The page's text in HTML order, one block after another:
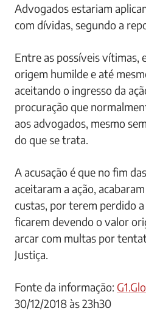
Advogados estariam
com dívidas, segundo a
Entre as possíveis vítimas,
origem humilde e até
aceitando o ingresso da
procuração que
aos advogados, mesmo
do que se trata.
A acusação é que no fim
aceitaram a ação,
custas, por terem perdido a
ficarem devendo o valor
arcar com multas por
Justiça.
Fonte da informação:
30/12/2018 às 23h30